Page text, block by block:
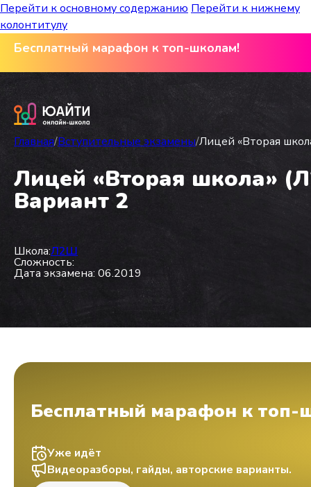
Перейти к основному содержанию Перейти к нижнему
колонтитулу
Бесплатный марафон к топ-школам!
Главная/Вступительные экзамены/Лицей «Вторая
Лицей «Вторая школа»
Вариант 2
Школа:Л2Ш
Сложность:
Дата экзамена: 06.2019
Бесплатный марафон к топ-
Уже идёт
Видеоразборы, гайды, авторские варианты.